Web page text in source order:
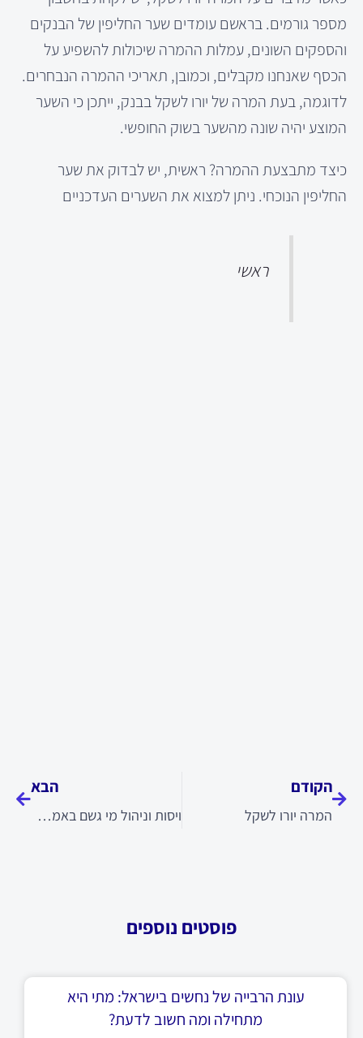
מספר גורמים. בראשם עומדים שער החליפין של הבנקים
והספקים השונים, עמלות ההמרה שיכולות להשפיע על
הכסף שאנחנו מקבלים, וכמובן, תאריכי ההמרה הנבחרים.
לדוגמה, בעת המרה של יורו לשקל בבנק, ייתכן כי השער
המוצע יהיה שונה מהשער בשוק החופשי.
כיצד מתבצעת ההמרה? ראשית, יש לבדוק את שער
החליפין הנוכחי. ניתן למצוא את השערים העדכניים
ראשי
הקודם
המרה יורו לשקל
הבא
ויסות וניהול מי גשם באמצעות מגוף חכם – פתרון לגג כחול
פוסטים נוספים
עונת הרבייה של נחשים בישראל: מתי היא
מתחילה ומה חשוב לדעת?